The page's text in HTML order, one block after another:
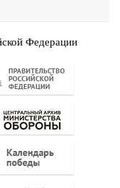
Федерации